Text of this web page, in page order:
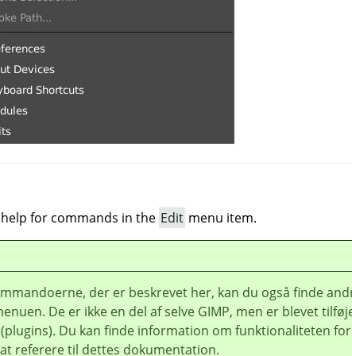
for commands in the Edit menu item.
der er beskrevet her, kan du også finde
De er ikke en del af selve GIMP, men er blevet
Du kan finde information om funktionaliteten
referere til dettes dokumentation.